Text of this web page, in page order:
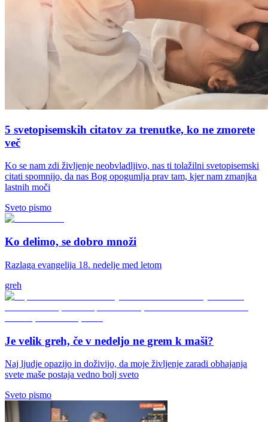
5 svetopisemskih citatov za trenutke, ko ne zmorete
več
Ko se nam zdi življenje neobvladljivo, nas ti tolažilni svetopisemski
citati spomnijo, da nas Bog opogumlja prav tam, kjer nam zmanjka
lastnih moči
Sveto pismo
Ko delimo, se dobro množi
Razlaga evangelija 18. nedelje med letom
greh
Je velik greh, če v nedeljo ne grem k maši?
Naj ljudje opazijo in doživijo, da moje življenje zaradi obhajanja
svete maše postaja vedno bolj sveto
Sveto pismo